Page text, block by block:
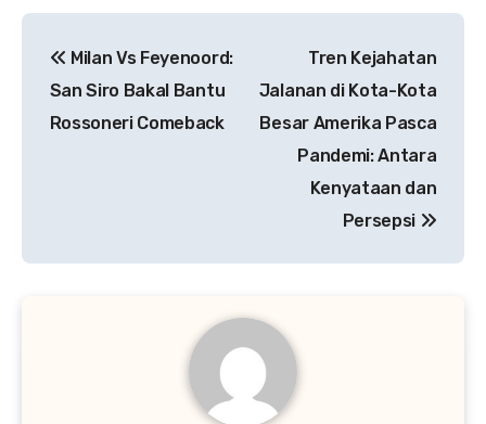
pos
Milan Vs Feyenoord:
San Siro Bakal Bantu
Rossoneri Comeback
Tren Kejahatan
Jalanan di Kota-Kota
Besar Amerika Pasca
Pandemi: Antara
Kenyataan dan
Persepsi